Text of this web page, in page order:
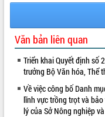
Văn bản liên quan
Triển khai Quyết định số
trưởng Bộ Văn hóa, Thể
Về việc công bố Danh
lĩnh vực trồng trọt và
lý của Sở Nông nghiệp